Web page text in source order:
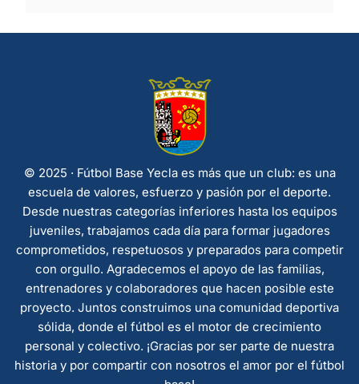
© 2025 · Fútbol Base Yecla es más que un club: es una
escuela de valores, esfuerzo y pasión por el deporte.
Desde nuestras categorías inferiores hasta los equipos
juveniles, trabajamos cada día para formar jugadores
comprometidos, respetuosos y preparados para competir
con orgullo. Agradecemos el apoyo de las familias,
entrenadores y colaboradores que hacen posible este
proyecto. Juntos construimos una comunidad deportiva
sólida, donde el fútbol es el motor de crecimiento
personal y colectivo. ¡Gracias por ser parte de nuestra
historia y por compartir con nosotros el amor por el fútbol